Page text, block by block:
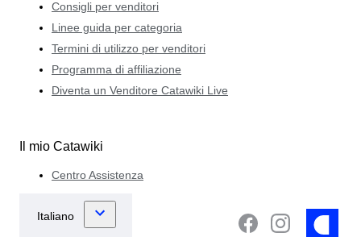
Consigli per venditori
Linee guida per categoria
Termini di utilizzo per venditori
Programma di affiliazione
Diventa un Venditore Catawiki Live
Il mio Catawiki
Centro Assistenza